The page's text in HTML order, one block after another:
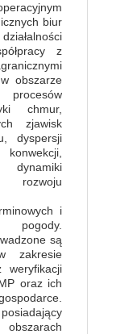
biur
z
obszarze
chmur,
zjawisk
dyspersji
i
pogody.
są
zakresie
weryfikacji
oraz ich